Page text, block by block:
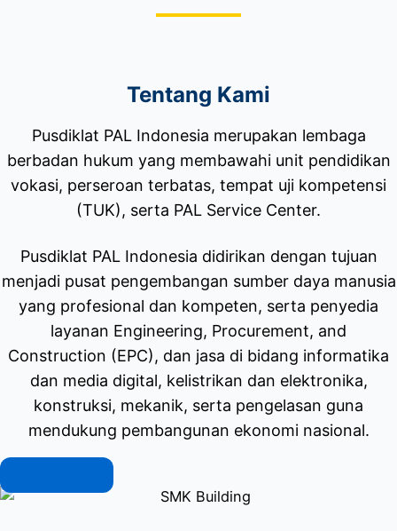
Tentang Kami
Pusdiklat PAL Indonesia merupakan lembaga
berbadan hukum yang membawahi unit pendidikan
vokasi, perseroan terbatas, tempat uji kompetensi
(TUK), serta PAL Service Center.
Pusdiklat PAL Indonesia didirikan dengan tujuan
menjadi pusat pengembangan sumber daya manusia
yang profesional dan kompeten, serta penyedia
layanan Engineering, Procurement, and
Construction (EPC), dan jasa di bidang informatika
dan media digital, kelistrikan dan elektronika,
konstruksi, mekanik, serta pengelasan guna
mendukung pembangunan ekonomi nasional.